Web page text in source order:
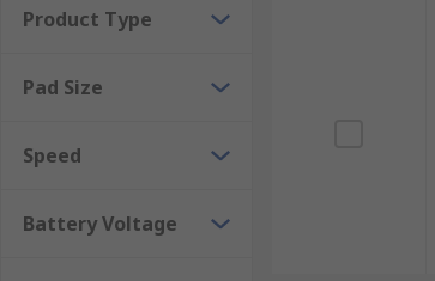
Product Type
Pad Size
Speed
Battery Voltage